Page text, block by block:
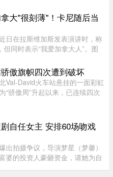
次就此事对加拿大发出威胁。周
“空 ...
大"很刻薄"！卡尼随后当
日在拉斯维加斯发表演讲时，称
但同时表示“我爱加拿大人”。图
发表演讲，宣传华盛顿的经济
谈到 ...
傲旗帜四次遭到破坏
Val-David火车站悬挂的一面彩虹
“骄傲周”升起以来，已连续四次
控摄像头 ...
自任女主 安排60场吻戏
出拍摄争议，导演梦星（梦馨）
婆的投资人豪砸资金，请她为自